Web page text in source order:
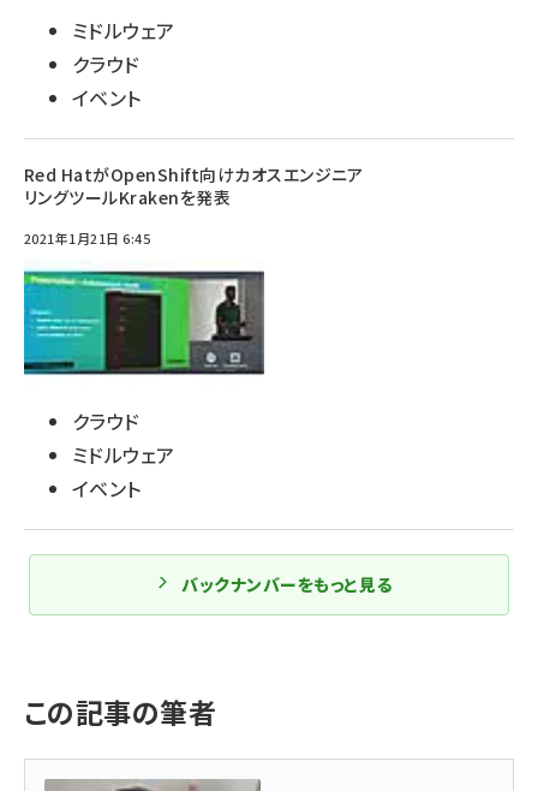
ミドルウェア
クラウド
イベント
Red HatがOpenShift向けカオスエンジニア
リングツールKrakenを発表
2021年1月21日 6:45
クラウド
ミドルウェア
イベント
バックナンバーをもっと見る
この記事の筆者